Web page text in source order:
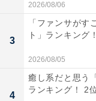
回答コメントでは
で、落ち着いて星
県）、「キャンプ
「最高のロケーシ
ので」（30代女性
2026/08/06
3
「ファンサがす
ト」ランキング
2026/08/05
4
癒し系だと思う
ランキング！ 2